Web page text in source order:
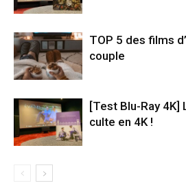
TOP 5 des films
couple
[Test Blu-Ray 4K]
culte en 4K !